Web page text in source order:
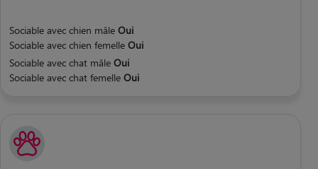
Sociable avec chien mâle Oui
Sociable avec chien femelle Oui
Sociable avec chat mâle Oui
Sociable avec chat femelle Oui